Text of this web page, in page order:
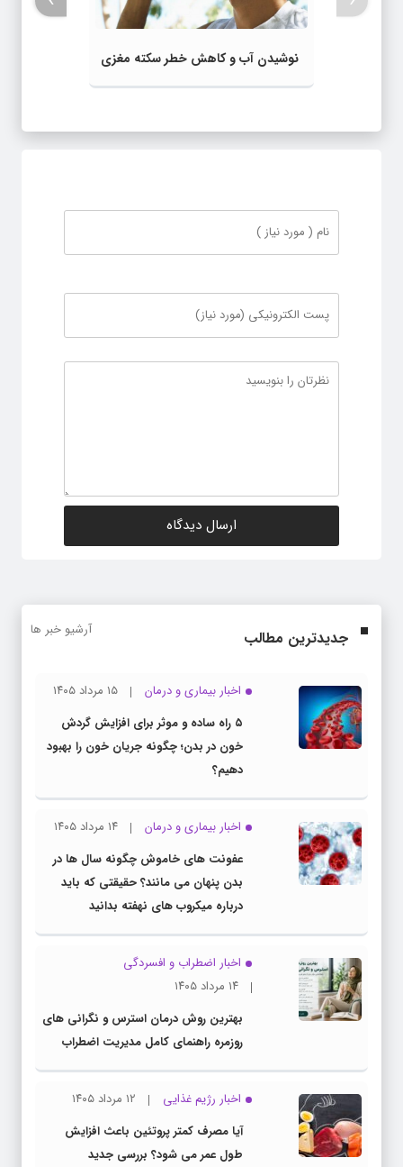
نوشیدن آب و کاهش خطر سکته مغزی
جدیدترین مطالب آرشیو خبر ها
اخبار بیماری و درمان
۱۵ مرداد ۱۴۰۵
۵ راه ساده و موثر برای افزایش گردش
خون در بدن؛ چگونه جریان خون را بهبود
دهیم؟
اخبار بیماری و درمان
۱۴ مرداد ۱۴۰۵
عفونت های خاموش چگونه سال ها در
بدن پنهان می مانند؟ حقیقتی که باید
درباره میکروب های نهفته بدانید
اخبار اضطراب و افسردگی
۱۴ مرداد ۱۴۰۵
بهترین روش درمان استرس و نگرانی های
روزمره راهنمای کامل مدیریت اضطراب
اخبار رژیم غذایی
۱۲ مرداد ۱۴۰۵
آیا مصرف کمتر پروتئین باعث افزایش
طول عمر می شود؟ بررسی جدید